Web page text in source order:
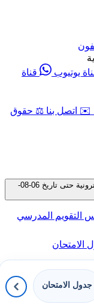
يوتيوب
قناة
✉️ اتصل بنا ⚖️ حقوق
جميع الملفات المتوفرة في قسم الاختبارات الإلكترونية حتى تاريخ 06-08-
التقويم المدرسي
الامتحان
جدول الامتحان